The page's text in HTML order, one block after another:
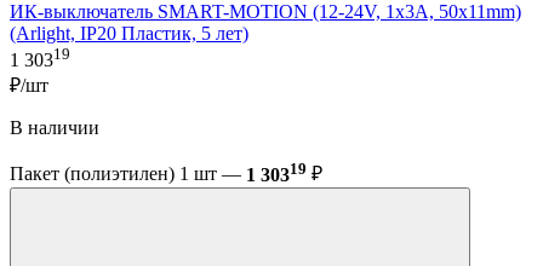
ИК-выключатель SMART-MOTION (12-24V, 1х3А, 50x11mm)
(Arlight, IP20 Пластик, 5 лет)
1 30319
₽/шт
В наличии
Пакет (полиэтилен) 1 шт — 1 30319 ₽